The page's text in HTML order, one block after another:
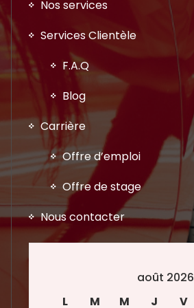
Nos services
Services Clientèle
F.A.Q
Blog
Carrière
Offre d’emploi
Offre de stage
Nous contacter
août 2026
L
M M J V